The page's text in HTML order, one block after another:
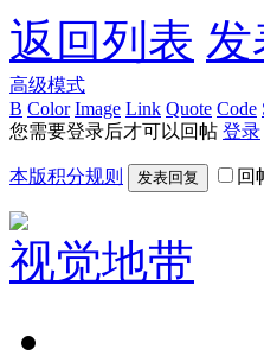
返回列表 发
高级模式
B Color Image Link Quote Code
您需要登录后才可以回帖 登录
本版积分规则 发表回复 回
视觉地带